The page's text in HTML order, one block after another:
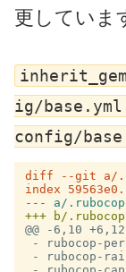
更していま
ig/base.yml
config/
diff --git a/
@@ -6,10 +6,12
- rubocop-
- rubocop-